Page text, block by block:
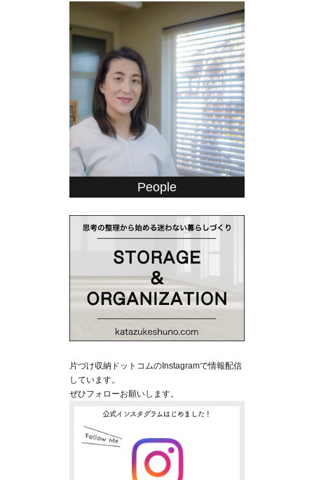
People
片づけ収納ドットコムのInstagramで情報配信
しています。
ぜひフォローお願いします。